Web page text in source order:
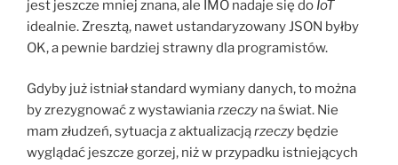
jest jeszcze mniej znana, ale IMO nadaje się do IoT
idealnie. Zresztą, nawet ustandaryzowany JSON byłby
OK, a pewnie bardziej strawny dla programistów.
Gdyby już istniał standard wymiany danych, to można
by zrezygnować z wystawianiarzeczy na świat. Nie
mam złudzeń, sytuacja z aktualizacjąrzeczy będzie
wyglądać jeszcze gorzej, niż w przypadku istniejących